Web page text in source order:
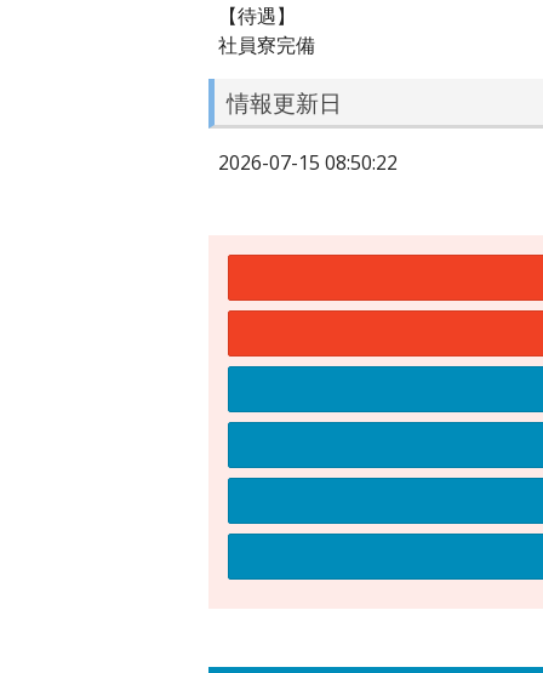
【待遇】
社員寮完備
情報更新日
2026-07-15 08:50:22